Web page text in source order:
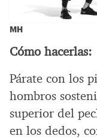
MH
Cómo hacerlas:
Párate con los
hombros
superior del
en los dedos,